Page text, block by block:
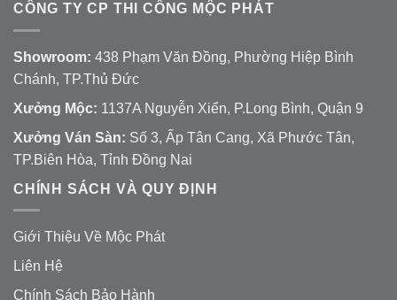
CÔNG TY CP THI CÔNG MỘC PHÁT
Showroom: 438 Phạm Văn Đồng, Phường Hiệp Bình
Chánh, TP.Thủ Đức
Xưởng Mộc: 1137A Nguyễn Xiển, P.Long Bình, Quận 9
Xưởng Ván Sàn: Số 3, Ấp Tân Cang, Xã Phước Tân,
TP.Biên Hòa, Tỉnh Đồng Nai
CHÍNH SÁCH VÀ QUY ĐỊNH
Giới Thiệu Về Mộc Phát
Liên Hệ
Chính Sách Bảo Hành